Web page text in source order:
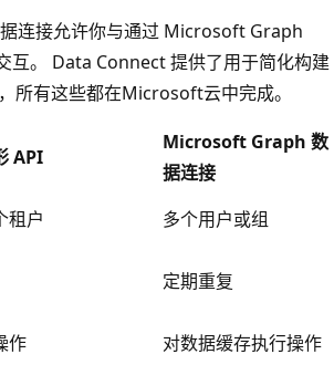
连接允许你与通过 Microsoft Graph
互。 Data Connect 提供了用于简化构建
所有这些都在Microsoft云中完成。
API
Microsoft Graph 数
据连接
租户
多个用户或组
定期重复
作 对数据缓存执行操作